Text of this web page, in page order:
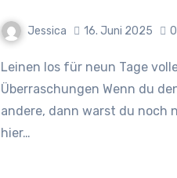
Jessica 16. Juni 2025 0
Leinen los für neun Tage voller Segel, Sound und
Überraschungen Wenn du
andere, dann warst du noch
hier…